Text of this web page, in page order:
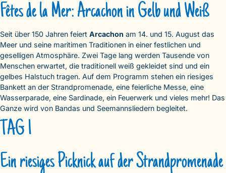
Fêtes de la Mer: Arcachon in Gelb und Weiß
Seit über 150 Jahren feiert Arcachon am 14. und 15. August das
Meer und seine maritimen Traditionen in einer festlichen und
geselligen Atmosphäre. Zwei Tage lang werden Tausende von
Menschen erwartet, die traditionell weiß gekleidet sind und ein
gelbes Halstuch tragen. Auf dem Programm stehen ein riesiges
Bankett an der Strandpromenade, eine feierliche Messe, eine
Wasserparade, eine Sardinade, ein Feuerwerk und vieles mehr! Das
Ganze wird von Bandas und Seemannsliedern begleitet.
TAG 1
Ein riesiges Picknick auf der Strandpromenade